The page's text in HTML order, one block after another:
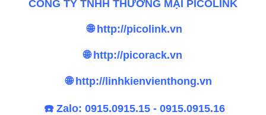
CÔNG TY TNHH THƯƠNG MẠI PICOLINK
🌐 http://picolink.vn
🌐 http://picorack.vn
🌐 http://linhkienvienthong.vn
☎️ Zalo: 0915.0915.15 - 0915.0915.16